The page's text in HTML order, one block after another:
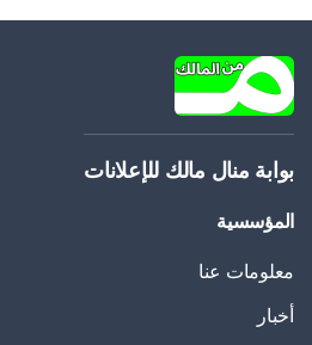
بوابة منال مالك للإعلانات
المؤسسية
معلومات عنا
أخبار